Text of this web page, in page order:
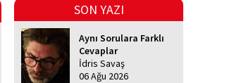
SON YAZI
Aynı Sorulara Farklı
Cevaplar
İdris Savaş
06 Ağu 2026